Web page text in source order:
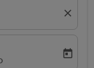
close
return-date-aria-
today